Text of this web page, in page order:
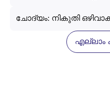
ചോദ്യം: നികുതി